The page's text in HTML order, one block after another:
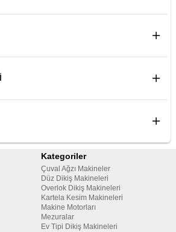
Kategoriler
Çuval Ağzı Makineler
Düz Dikiş Makineleri
Overlok Dikiş Makineleri
Kartela Kesim Makineleri
Makine Motorları
Mezuralar
Ev Tipi Dikiş Makineleri